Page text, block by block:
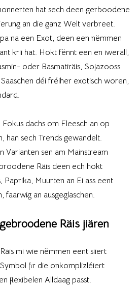
hat sech deen gerboodene
an die ganz Welt verbreet.
na een Exot, deen een nëmmen
krii hat. Hokt fënnt een en iwerall,
oder Basmatiräis, Sojazooss
déi fréiher exotisch woren,
dachs om Fleesch an op
han sech Trends gewandelt.
Varianten sen am Mainstream
Räis deen ech hokt
Paprika, Muurten an Ei ass eent
faarwig an ausgeglaschen.
Räis jiären
mi wie nëmmen eent siiert
Symbol fir die onkomplizléiert
flexibelen Alldaag passt.